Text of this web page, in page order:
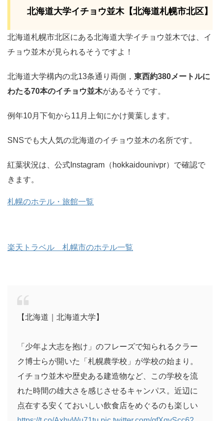
北海道大学イチョウ並木【北海道札幌市北区】
北海道札幌市北区にある北海道大学イチョウ並木では、イ
チョウ並木が見られるそうですよ！
北海道大学構内の北13条通り両側， 東西約380メートルに
わたる70本のイチョウ並木があるそうです。
例年10月下旬から11月上旬にかけ黄葉します。
SNSでも大人気の北海道のイチョウ並木の名所です。
紅葉状況は、公式Instagram（hokkaidounivpr）で確認で
きます。
札幌のホテル・旅館一覧
楽天トラベル 札幌市のホテル一覧
【北海道｜北海道大学】
「少年よ大志を抱け」のフレーズで知られるクラー
ク博士らが開いた「札幌農学校」が学校の始まり。
イチョウ並木や歴史ある建造物など、この学校を流
れた時間の雄大さを感じさせるキャンパス。近辺に
点在する安くておいしい飲食店をめぐるのも楽しい